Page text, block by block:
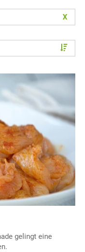
X
gelingt eine